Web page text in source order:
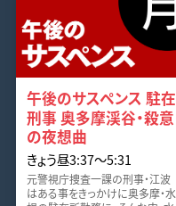
午後のサスペンス 駐在
刑事 奥多摩渓谷・殺意
の夜想曲
きょう昼3:37～5:31
元警視庁捜査一課の刑事・江波
はある事をきっかけに奥多摩・水